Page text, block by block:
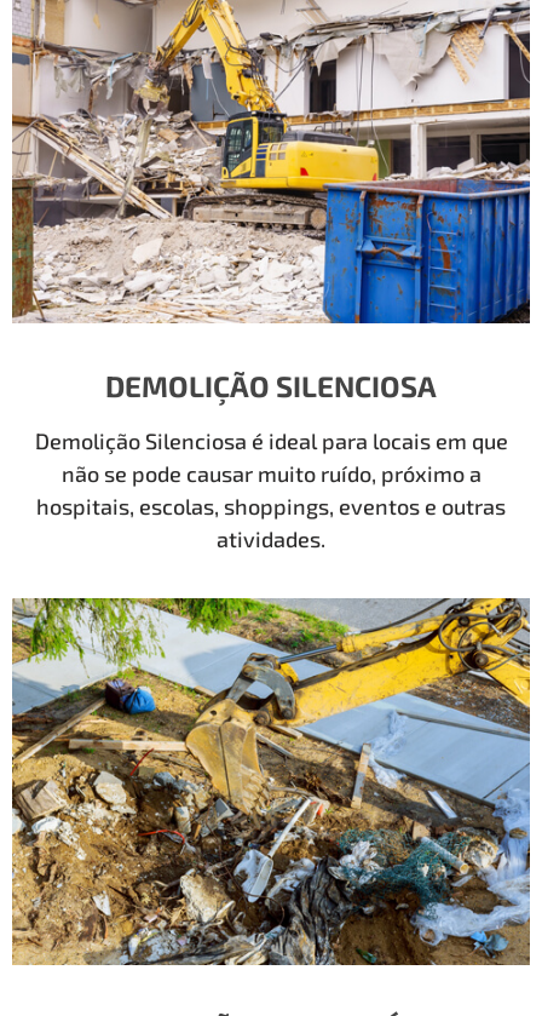
DEMOLIÇÃO SILENCIOSA
Demolição Silenciosa é ideal para locais em que
não se pode causar muito ruído, próximo a
hospitais, escolas, shoppings, eventos e outras
atividades.